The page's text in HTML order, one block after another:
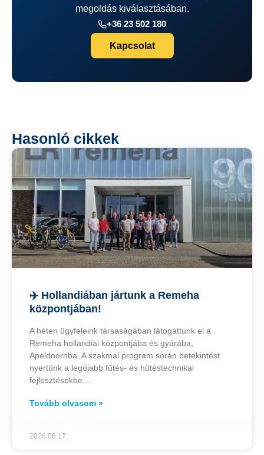
megoldás kiválasztásában.
+36 23 502 180
Kapcsolat
Hasonló cikkek
✈️ Hollandiában jártunk a Remeha
központjában!
A héten ügyfeleink társaságában látogattunk el a
Remeha hollandiai központjába és gyárába,
Apeldoornba. A szakmai program során betekintést
nyertünk a legújabb fűtés- és hűtéstechnikai
fejlesztésekbe,
Tovább olvasom »
2026.06.17.